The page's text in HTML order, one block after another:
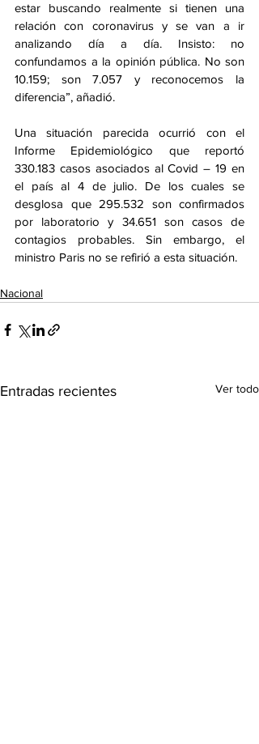
estar buscando realmente si tienen una
relación con coronavirus y se van a ir
analizando día a día. Insisto: no
confundamos a la opinión pública. No son
10.159; son 7.057 y reconocemos la
diferencia”, añadió.
Una situación parecida ocurrió con el
Informe Epidemiológico que reportó
330.183 casos asociados al Covid – 19 en
el país al 4 de julio. De los cuales se
desglosa que 295.532 son confirmados
por laboratorio y 34.651 son casos de
contagios probables. Sin embargo, el
ministro Paris no se refirió a esta situación.
Nacional
Entradas recientes Ver todo